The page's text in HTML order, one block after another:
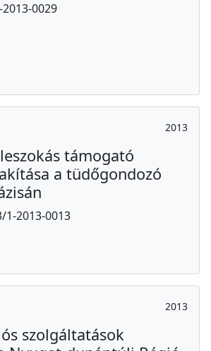
0029
2013
támogató
a tüdőgondozó
1-2013-0013
2013
szolgáltatások